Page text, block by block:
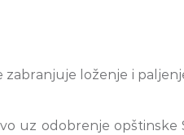
loženje i
uz odobrenje